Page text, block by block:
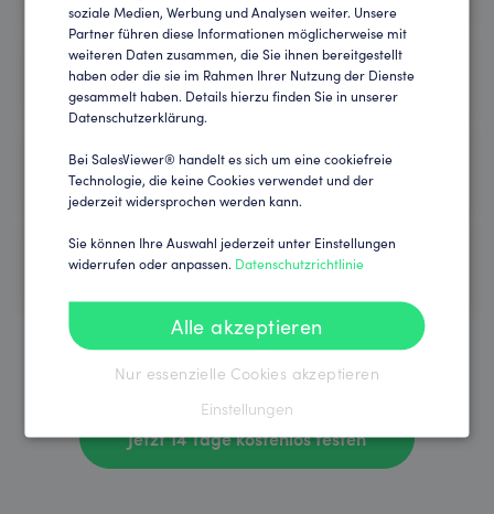
Ich akzeptiere dieNutzungsbedingungen
Jetzt 14 Tage kostenlos testen
soziale Medien, Werbung und Analysen weiter. Unsere
Partner führen diese Informationen möglicherweise mit
weiteren Daten zusammen, die Sie ihnen bereitgestellt
haben oder die sie im Rahmen Ihrer Nutzung der Dienste
gesammelt haben. Details hierzu finden Sie in unserer
Datenschutzerklärung.
Bei SalesViewer® handelt es sich um eine cookiefreie
Technologie, die keine Cookies verwendet und der
jederzeit widersprochen werden kann.
Sie können Ihre Auswahl jederzeit unter Einstellungen
widerrufen oder anpassen. Datenschutzrichtlinie
Alle akzeptieren
Nur essenzielle Cookies akzeptieren
Einstellungen